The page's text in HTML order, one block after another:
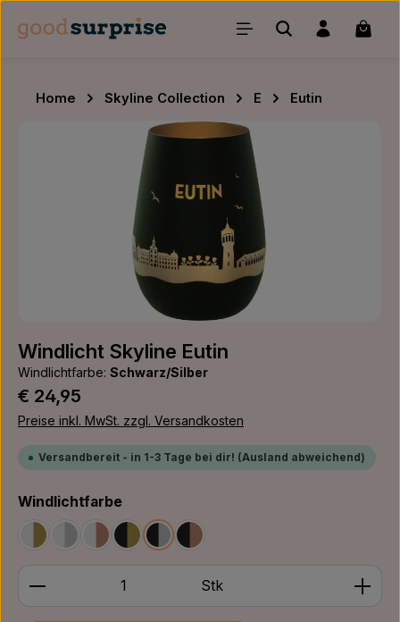
Zum Hauptinhalt springen
Home Skyline Collection E
Eutin
Bildergalerie überspringen
Windlicht Skyline Eutin
Windlichtfarbe: Schwarz/Silber
Regulärer Preis:
€ 24,95
Preise inkl. MwSt. zzgl. Versandkosten
Versandbereit - in 1-3 Tage bei dir! (Ausland abweichend)
Windlichtfarbeauswählen
Weiß/GoldWeiß/Silber
Weiß/Bronze
Schwarz/Gold
Schwarz/Silber
Schwarz/Bronze
Produkt Anzahl: Gib den gewünschten Wert ein
Stk